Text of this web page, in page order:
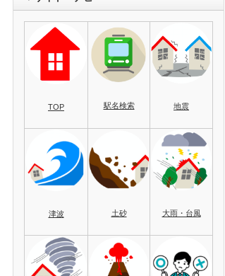
TOP 駅名検索 地震
津波 土砂 大雨・台風